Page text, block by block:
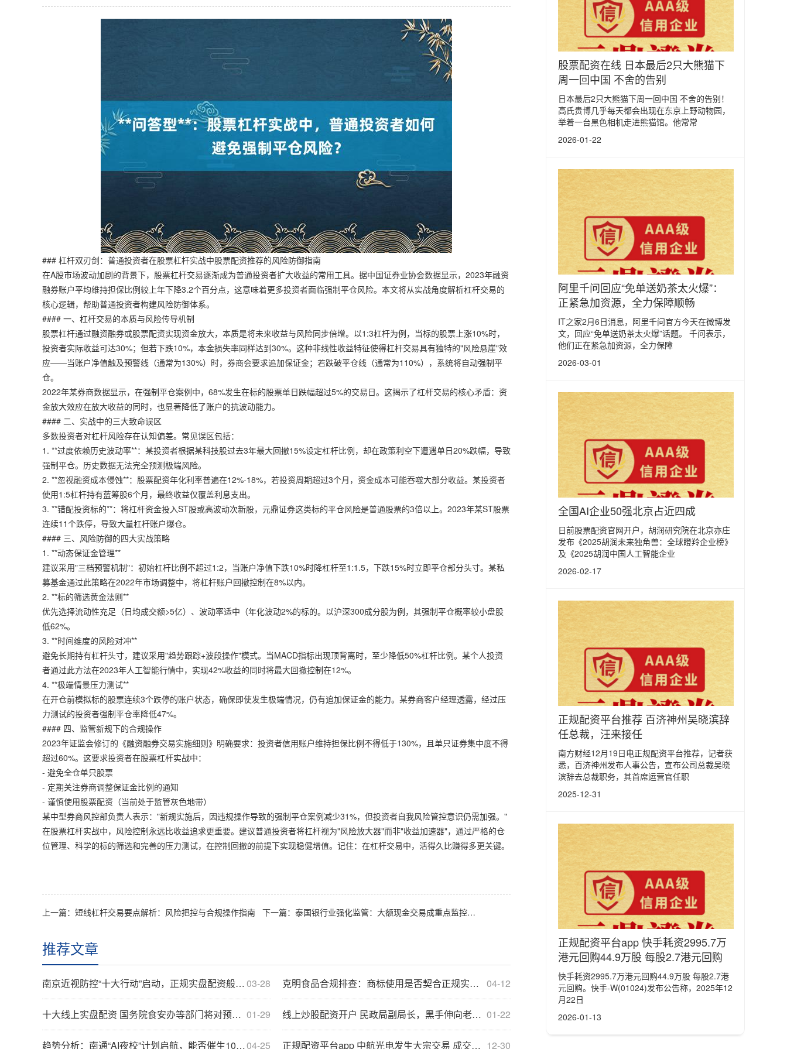
### 杠杆双刃剑：普通投资者在股票杠杆实战中股票配资推荐的风险防御指南
在A股市场波动加剧的背景下，股票杠杆交易逐渐成为普通投资者扩大收益的常用工具。据中国证券业协会数据显示，2023年融资
融券账户平均维持担保比例较上年下降3.2个百分点，这意味着更多投资者面临强制平仓风险。本文将从实战角度解析杠杆交易的
核心逻辑，帮助普通投资者构建风险防御体系。
#### 一、杠杆交易的本质与风险传导机制
股票杠杆通过融资融券或股票配资实现资金放大，本质是将未来收益与风险同步倍增。以1:3杠杆为例，当标的股票上涨10%时，
投资者实际收益可达30%；但若下跌10%，本金损失率同样达到30%。这种非线性收益特征使得杠杆交易具有独特的"风险悬崖"效
应——当账户净值触及预警线（通常为130%）时，券商会要求追加保证金；若跌破平仓线（通常为110%），系统将自动强制平
仓。
2022年某券商数据显示，在强制平仓案例中，68%发生在标的股票单日跌幅超过5%的交易日。这揭示了杠杆交易的核心矛盾：资
金放大效应在放大收益的同时，也显著降低了账户的抗波动能力。
#### 二、实战中的三大致命误区
多数投资者对杠杆风险存在认知偏差。常见误区包括：
1. **过度依赖历史波动率**：某投资者根据某科技股过去3年最大回撤15%设定杠杆比例，却在政策利空下遭遇单日20%跌幅，导致
强制平仓。历史数据无法完全预测极端风险。
2. **忽视融资成本侵蚀**：股票配资年化利率普遍在12%-18%，若投资周期超过3个月，资金成本可能吞噬大部分收益。某投资者
使用1:5杠杆持有蓝筹股6个月，最终收益仅覆盖利息支出。
3. **错配投资标的**：将杠杆资金投入ST股或高波动次新股， 元鼎证券这类标的平仓风险是普通股票的3倍以上。2023年某ST股票
连续11个跌停，导致大量杠杆账户爆仓。
#### 三、风险防御的四大实战策略
1. **动态保证金管理**
建议采用"三档预警机制"：初始杠杆比例不超过1:2，当账户净值下跌10%时降杠杆至1:1.5，下跌15%时立即平仓部分头寸。某私
募基金通过此策略在2022年市场调整中，将杠杆账户回撤控制在8%以内。
2. **标的筛选黄金法则**
优先选择流动性充足（日均成交额>5亿）、波动率适中（年化波动2%的标的。以沪深300成分股为例，其强制平仓概率较小盘股
低62%。
3. **时间维度的风险对冲**
避免长期持有杠杆头寸，建议采用"趋势跟踪+波段操作"模式。当MACD指标出现顶背离时，至少降低50%杠杆比例。某个人投资
者通过此方法在2023年人工智能行情中，实现42%收益的同时将最大回撤控制在12%。
4. **极端情景压力测试**
在开仓前模拟标的股票连续3个跌停的账户状态，确保即使发生极端情况，仍有追加保证金的能力。某券商客户经理透露，经过压
力测试的投资者强制平仓率降低47%。
#### 四、监管新规下的合规操作
2023年证监会修订的《融资融券交易实施细则》明确要求：投资者信用账户维持担保比例不得低于130%，且单只证券集中度不得
超过60%。这要求投资者在股票杠杆实战中：
- 避免全仓单只股票
- 定期关注券商调整保证金比例的通知
- 谨慎使用股票配资（当前处于监管灰色地带）
某中型券商风控部负责人表示："新规实施后，因违规操作导致的强制平仓案例减少31%，但投资者自我风险管控意识仍需加强。"
在股票杠杆实战中，风险控制永远比收益追求更重要。建议普通投资者将杠杆视为"风险放大器"而非"收益加速器"，通过严格的仓
位管理、科学的标的筛选和完善的压力测试，在控制回撤的前提下实现稳健增值。记住：在杠杆交易中，活得久比赚得多更关键。
上一篇： 短线杠杆交易要点解析：风险把控与合规操作指南 下一篇： 泰国银行业强化监管：大额现金交易成重点监控对象
推荐文章
03-28
南京近视防控“十大行动”启动，正规实盘配资般稳健守护视力健康？ 04-12
克明食品合规排查：商标使用是否契合正规实盘配资规范？
01-29
十大线上实盘配资 国务院食安办等部门将对预制菜国家标准等公开征求意见 01-22
线上炒股配资开户 民政局副局长，黑手伸向老年人
04-25
趋势分析：南通“AI夜校”计划启航，能否催生10万+正规实盘配资人才？ 12-30
正规配资平台app 中航光电发生大宗交易 成交溢价率8.04%
股票配资在线 日本最后2只大熊猫下
周一回中国 不舍的告别
日本最后2只大熊猫下周一回中国 不舍的告别！
高氏贵博几乎每天都会出现在东京上野动物园，
举着一台黑色相机走进熊猫馆。他常常
2026-01-22
阿里千问回应“免单送奶茶太火爆”：
正紧急加资源，全力保障顺畅
IT之家2月6日消息，阿里千问官方今天在微博发
文，回应“免单送奶茶太火爆”话题。 千问表示，
他们正在紧急加资源，全力保障
2026-03-01
全国AI企业50强北京占近四成
日前股票配资官网开户，胡润研究院在北京亦庄
发布《2025胡润未来独角兽：全球瞪羚企业榜》
及《2025胡润中国人工智能企业
2026-02-17
正规配资平台推荐 百济神州吴晓滨辞
任总裁，汪来接任
南方财经12月19日电正规配资平台推荐，记者获
悉，百济神州发布人事公告，宣布公司总裁吴晓
滨辞去总裁职务，其首席运营官任职
2025-12-31
正规配资平台app 快手耗资2995.7万
港元回购44.9万股 每股2.7港元回购
快手耗资2995.7万港元回购44.9万股 每股2.7港
元回购。快手-W(01024)发布公告称，2025年12
月22日
2026-01-13